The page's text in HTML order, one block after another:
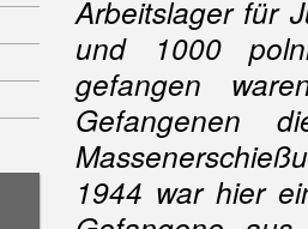
Arbeitslager für
und 1000
gefangen
Gefangenen
1944 war hier